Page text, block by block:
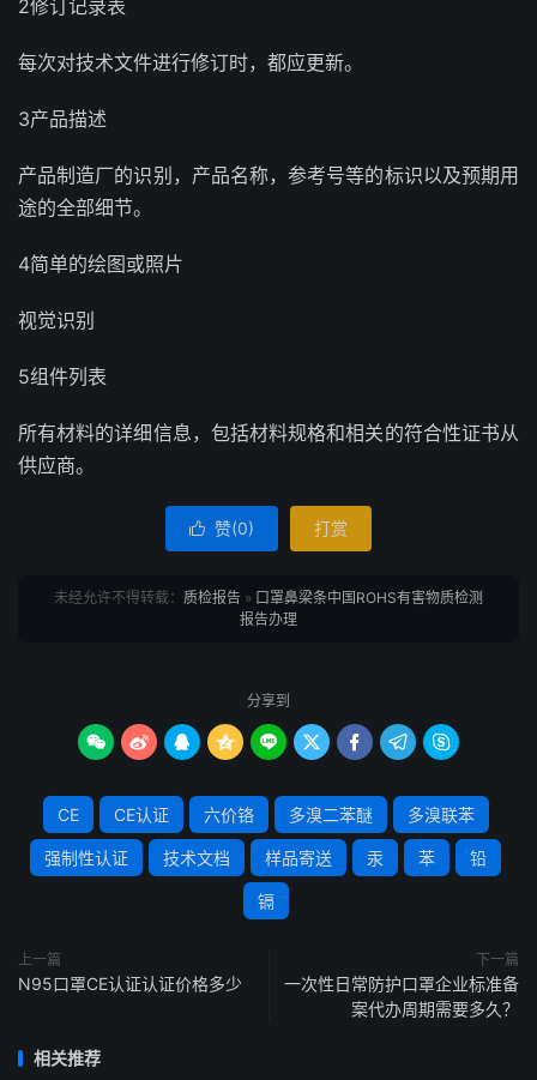
2修订记录表
每次对技术文件进行修订时，都应更新。
3产品描述
产品制造厂的识别，产品名称，参考号等的标识以及预期用
途的全部细节。
4简单的绘图或照片
视觉识别
5组件列表
所有材料的详细信息，包括材料规格和相关的符合性证书从
供应商。
 赞(0) 打赏
未经允许不得转载： 质检报告 » 口罩鼻梁条中国ROHS有害物质检测
报告办理
分享到
        
CE CE认证 六价铬 多溴二苯醚 多溴联苯
强制性认证 技术文档 样品寄送 汞 苯 铅
镉
上一篇
N95口罩CE认证认证价格多少
下一篇
一次性日常防护口罩企业标准备
案代办周期需要多久？
相关推荐